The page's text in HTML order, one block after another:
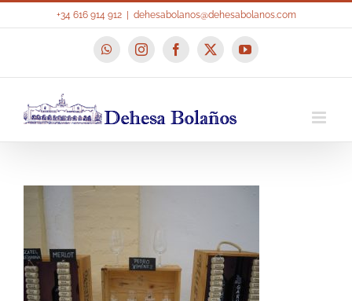
+34 616 914 912 dehesabolanos@dehesabolanos.com
WhatsAppInstagramFacebook
X YouTube